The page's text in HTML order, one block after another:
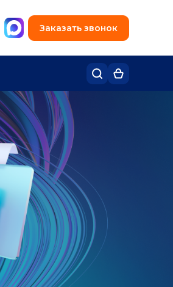
+7 (495) 780-48-49
Заказать звонок